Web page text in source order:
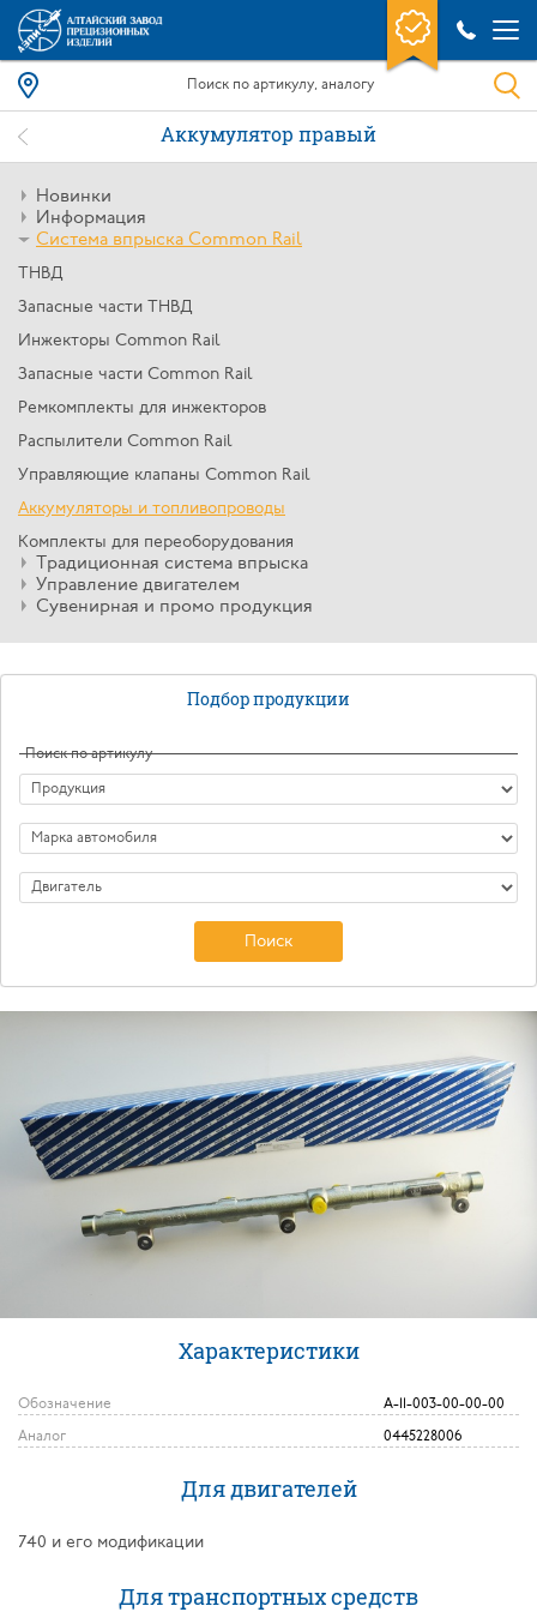
Аккумулятор правый
Новинки
Информация
Система впрыска Common Rail
ТНВД
Запасные части ТНВД
Инжекторы Common Rail
Запасные части Common Rail
Ремкомплекты для инжекторов
Распылители Common Rail
Управляющие клапаны Common Rail
Аккумуляторы и топливопроводы
Комплекты для переоборудования
Традиционная система впрыска
Управление двигателем
Сувенирная и промо продукция
Подбор продукции
Поиск
Характеристики
Обозначение А-11-003-00-00-00
Аналог 0445228006
Для двигателей
740 и его модификации
Для транспортных средств